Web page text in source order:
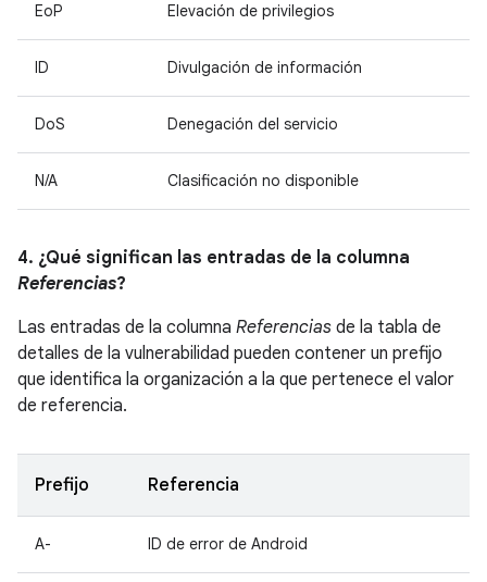
EoP Elevación de privilegios
ID Divulgación de información
DoS Denegación del servicio
N/A Clasificación no disponible
4. ¿Qué significan las entradas de la columna
Referencias?
Las entradas de la columna Referencias de la tabla de
detalles de la vulnerabilidad pueden contener un prefijo
que identifica la organización a la que pertenece el valor
de referencia.
Prefijo Referencia
A- ID de error de Android